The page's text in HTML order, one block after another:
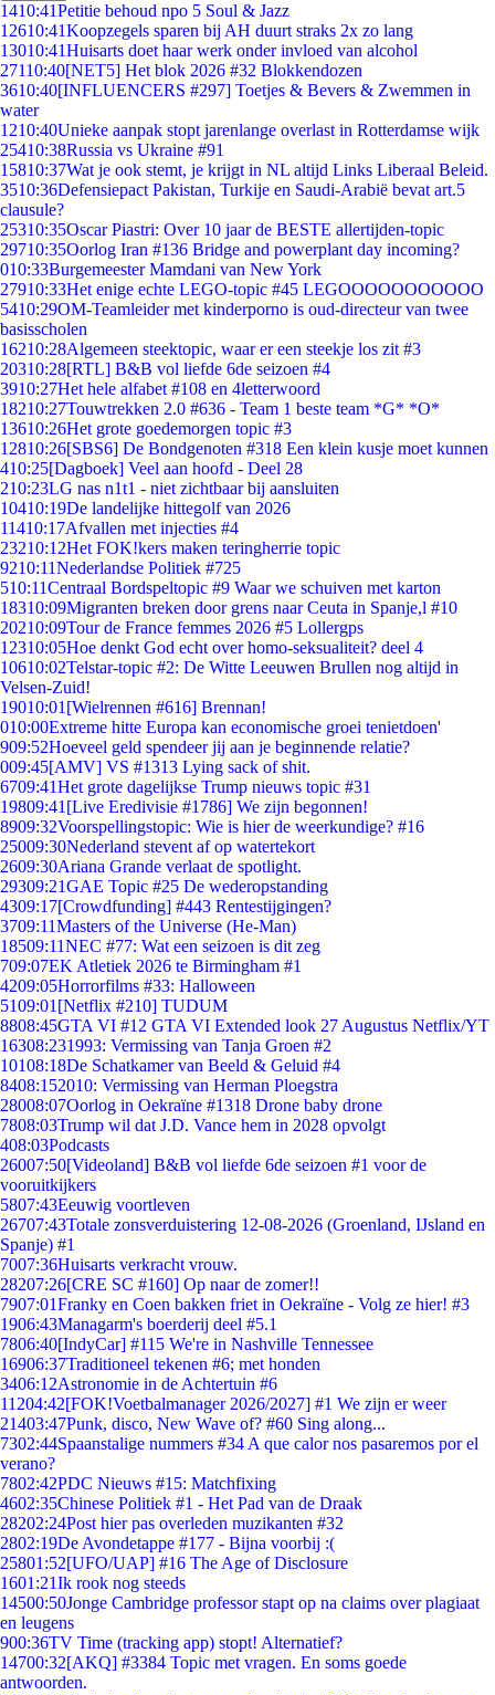
1410:41Petitie behoud npo 5 Soul & Jazz
12610:41Koopzegels sparen bij AH duurt straks 2x zo lang
13010:41Huisarts doet haar werk onder invloed van alcohol
27110:40[NET5] Het blok 2026 #32 Blokkendozen
3610:40[INFLUENCERS #297] Toetjes & Bevers & Zwemmen in
water
1210:40Unieke aanpak stopt jarenlange overlast in Rotterdamse wijk
25410:38Russia vs Ukraine #91
15810:37Wat je ook stemt, je krijgt in NL altijd Links Liberaal Beleid.
3510:36Defensiepact Pakistan, Turkije en Saudi-Arabië bevat art.5
clausule?
25310:35Oscar Piastri: Over 10 jaar de BESTE allertijden-topic
29710:35Oorlog Iran #136 Bridge and powerplant day incoming?
010:33Burgemeester Mamdani van New York
27910:33Het enige echte LEGO-topic #45 LEGOOOOOOOOOOO
5410:29OM-Teamleider met kinderporno is oud-directeur van twee
basisscholen
16210:28Algemeen steektopic, waar er een steekje los zit #3
20310:28[RTL] B&B vol liefde 6de seizoen #4
3910:27Het hele alfabet #108 en 4letterwoord
18210:27Touwtrekken 2.0 #636 - Team 1 beste team *G* *O*
13610:26Het grote goedemorgen topic #3
12810:26[SBS6] De Bondgenoten #318 Een klein kusje moet kunnen
410:25[Dagboek] Veel aan hoofd - Deel 28
210:23LG nas n1t1 - niet zichtbaar bij aansluiten
10410:19De landelijke hittegolf van 2026
11410:17Afvallen met injecties #4
23210:12Het FOK!kers maken teringherrie topic
9210:11Nederlandse Politiek #725
510:11Centraal Bordspeltopic #9 Waar we schuiven met karton
18310:09Migranten breken door grens naar Ceuta in Spanje,l #10
20210:09Tour de France femmes 2026 #5 Lollergps
12310:05Hoe denkt God echt over homo-seksualiteit? deel 4
10610:02Telstar-topic #2: De Witte Leeuwen Brullen nog altijd in
Velsen-Zuid!
19010:01 [Wielrennen #616] Brennan!
010:00Extreme hitte Europa kan economische groei tenietdoen'
909:52Hoeveel geld spendeer jij aan je beginnende relatie?
009:45[AMV] VS #1313 Lying sack of shit.
6709:41Het grote dagelijkse Trump nieuws topic #31
19809:41 [Live Eredivisie #1786] We zijn begonnen!
8909:32Voorspellingstopic: Wie is hier de weerkundige? #16
25009:30Nederland stevent af op watertekort
2609:30Ariana Grande verlaat de spotlight.
29309:21GAE Topic #25 De wederopstanding
4309:17[Crowdfunding] #443 Rentestijgingen?
3709:11Masters of the Universe (He-Man)
18509:11NEC #77: Wat een seizoen is dit zeg
709:07EK Atletiek 2026 te Birmingham #1
4209:05Horrorfilms #33: Halloween
5109:01 [Netflix #210] TUDUM
8808:45GTA VI #12 GTA VI Extended look 27 Augustus Netflix/YT
16308:231993: Vermissing van Tanja Groen #2
10108:18De Schatkamer van Beeld & Geluid #4
8408:152010: Vermissing van Herman Ploegstra
28008:07Oorlog in Oekraïne #1318 Drone baby drone
7808:03Trump wil dat J.D. Vance hem in 2028 opvolgt
408:03Podcasts
26007:50[Videoland] B&B vol liefde 6de seizoen #1 voor de
vooruitkijkers
5807:43Eeuwig voortleven
26707:43Totale zonsverduistering 12-08-2026 (Groenland, IJsland en
Spanje) #1
7007:36Huisarts verkracht vrouw.
28207:26[CRE SC #160] Op naar de zomer!!
7907:01Franky en Coen bakken friet in Oekraïne - Volg ze hier! #3
1906:43Managarm's boerderij deel #5.1
7806:40[IndyCar] #115 We're in Nashville Tennessee
16906:37Traditioneel tekenen #6; met honden
3406:12Astronomie in de Achtertuin #6
11204:42[FOK!Voetbalmanager 2026/2027] #1 We zijn er weer
21403:47Punk, disco, New Wave of? #60 Sing along...
7302:44Spaanstalige nummers #34 A que calor nos pasaremos por el
verano?
7802:42PDC Nieuws #15: Matchfixing
4602:35Chinese Politiek #1 - Het Pad van de Draak
28202:24Post hier pas overleden muzikanten #32
2802:19De Avondetappe #177 - Bijna voorbij :(
25801:52[UFO/UAP] #16 The Age of Disclosure
1601:21Ik rook nog steeds
14500:50Jonge Cambridge professor stapt op na claims over plagiaat
en leugens
900:36TV Time (tracking app) stopt! Alternatief?
14700:32[AKQ] #3384 Topic met vragen. En soms goede
antwoorden.